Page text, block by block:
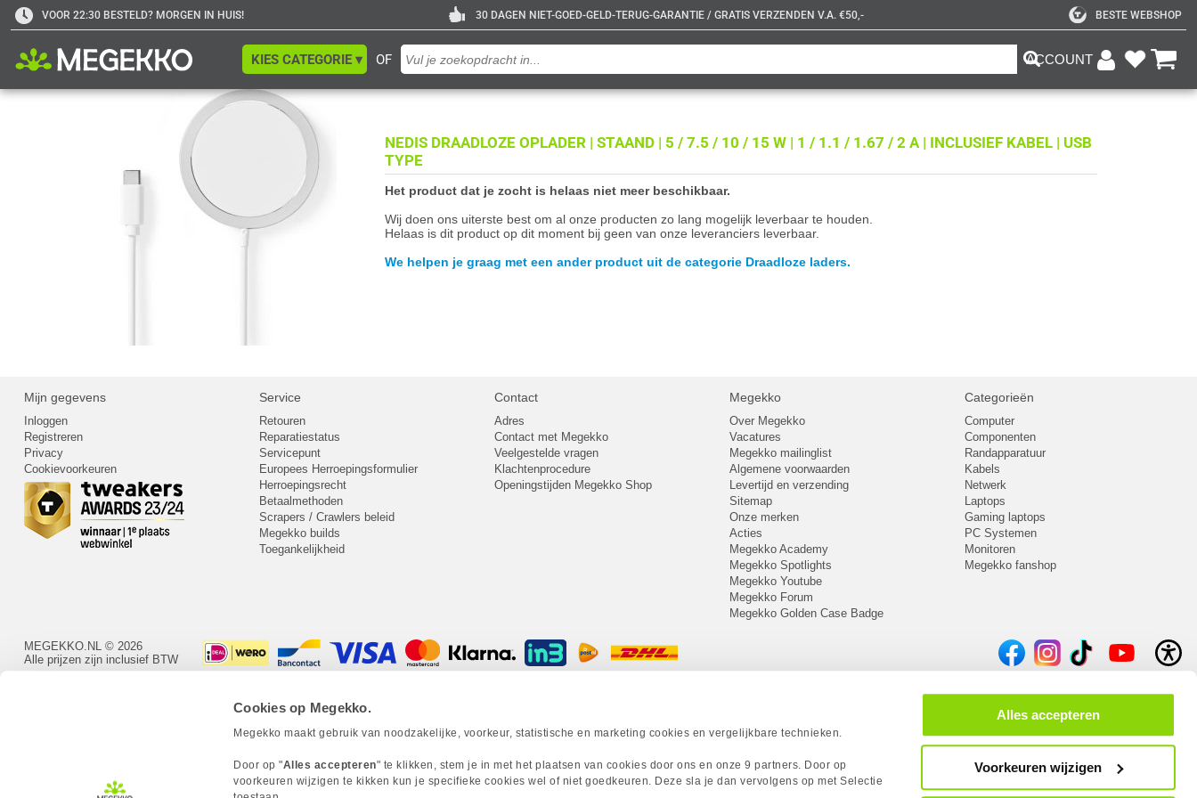
Cookies op Megekko.
Megekko maakt gebruik van noodzakelijke, voorkeur, statistische en marketing cookies en vergelijkbare technieken.
Door op "Alles accepteren" te klikken, stem je in met het plaatsen van cookies door ons en onze 9 partners. Door op
voorkeuren wijzigen te kikken kun je specifieke cookies wel of niet goedkeuren. Deze sla je dan vervolgens op met Selectie
Alles accepteren
Voorkeuren wijzigen
VOOR 22:30 BESTELD? MORGEN IN HUIS! 30 DAGEN NIET-GOED-GELD-TERUG-GARANTIE / GRATIS VERZENDEN V.A. €50,- BESTE WEBSHOP
OF
KIES CATEGORIE ▾ ACCOUNT
NEDIS DRAADLOZE OPLADER | STAAND | 5 / 7.5 / 10 / 15 W | 1 / 1.1 / 1.67 / 2 A | INCLUSIEF KABEL | USB
TYPE
Het product dat je zocht is helaas niet meer beschikbaar.
Wij doen ons uiterste best om al onze producten zo lang mogelijk leverbaar te houden.
Helaas is dit product op dit moment bij geen van onze leveranciers leverbaar.
We helpen je graag met een ander product uit de categorie Draadloze laders.
Mijn gegevens
Inloggen
Registreren
Privacy
Cookievoorkeuren
Service
Retouren
Reparatiestatus
Servicepunt
Europees Herroepingsformulier
Herroepingsrecht
Betaalmethoden
Scrapers / Crawlers beleid
Megekko builds
Toegankelijkheid
Contact
Adres
Contact met Megekko
Veelgestelde vragen
Klachtenprocedure
Openingstijden Megekko Shop
Megekko
Over Megekko
Vacatures
Megekko mailinglist
Algemene voorwaarden
Levertijd en verzending
Sitemap
Onze merken
Acties
Megekko Academy
Megekko Spotlights
Megekko Youtube
Megekko Forum
Megekko Golden Case Badge
Categorieën
Computer
Componenten
Randapparatuur
Kabels
Netwerk
Laptops
Gaming laptops
PC Systemen
Monitoren
Megekko fanshop
MEGEKKO.NL © 2026
Alle prijzen zijn inclusief BTW